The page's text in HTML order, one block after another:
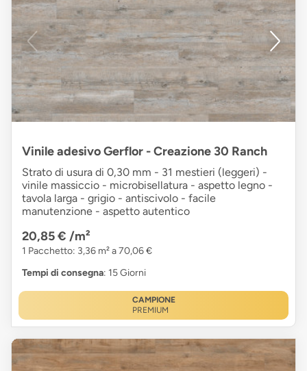
Vinile adesivo Gerflor - Creazione 30 Ranch
Strato di usura di 0,30 mm - 31 mestieri (leggeri) -
vinile massiccio - microbisellatura - aspetto legno -
tavola larga - grigio - antiscivolo - facile
manutenzione - aspetto autentico
20,85 € /m²
1 Pacchetto: 3,36 m² a 70,06 €
Tempi di consegna: 15 Giorni
CAMPIONE
PREMIUM